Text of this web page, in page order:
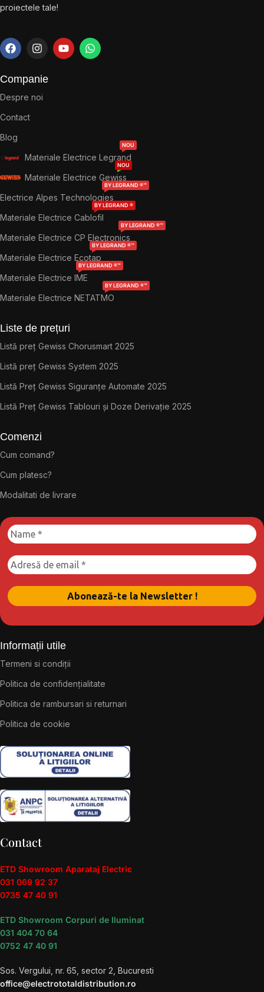
proiectele tale!
Companie
Despre noi
Contact
Blog
Materiale Electrice Legrand
NOU
Materiale Electrice Gewiss
NOU
Electrice Alpes Technologies
BY LEGRAND ®™
Materiale Electrice Cablofil
BY LEGRAND ®
Materiale Electrice CP Electronics
BY LEGRAND ®™
Materiale Electrice Ecotap
BY LEGRAND ®™
Materiale Electrice IME
BY LEGRAND ®™
Materiale Electrice NETATMO
BY LEGRAND ®™
Liste de prețuri
Listă preț Gewiss Chorusmart 2025
Listă preț Gewiss System 2025
Listă Preț Gewiss Siguranțe Automate 2025
Listă Preț Gewiss Tablouri și Doze Derivație 2025
Comenzi
Cum comand?
Cum platesc?
Modalitati de livrare
Informații utile
Termeni si condiții
Politica de confidențialitate
Politica de rambursari si returnari
Politica de cookie
Contact
ETD Showroom Aparataj Electric
031 069 92 37
0735 47 40 91
ETD Showroom Corpuri de Iluminat
031 404 70 64
0752 47 40 91
Sos. Vergului, nr. 65, sector 2, Bucuresti
office@electrototaldistribution.ro